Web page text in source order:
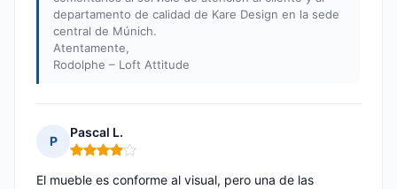
departamento de calidad de Kare Design en la sede
central de Múnich.
Atentamente,
Rodolphe – Loft Attitude
P
Pascal L.
Nota: 4 de 5
El mueble es conforme al visual, pero una de las